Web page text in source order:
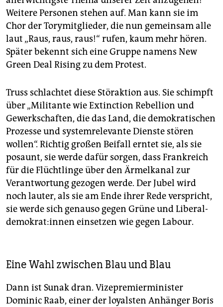
Weitere Personen stehen auf. Man kann sie im
Chor der Torymitglieder, die nun gemeinsam alle
laut „Raus, raus, raus!“ rufen, kaum mehr hören.
Später bekennt sich eine Gruppe namens New
Green Deal Rising zu dem Protest.
Truss schlachtet diese Störaktion aus. Sie schimpft
über „Militante wie Extinction Rebellion und
Gewerkschaften, die das Land, die demokratischen
Prozesse und systemrelevante Dienste stören
wollen“. Richtig großen Beifall erntet sie, als sie
posaunt, sie werde dafür sorgen, dass Frankreich
für die Flüchtlinge über den Ärmelkanal zur
Verantwortung gezogen werde. Der Jubel wird
noch lauter, als sie am Ende ihrer Rede verspricht,
sie werde sich genauso gegen Grüne und Li­be­ral­
de­mo­kra­t:in­nen einsetzen wie gegen Labour.
Eine Wahl zwischen Blau und Blau
Dann ist Sunak dran. Vizepremierminister
Dominic Raab, einer der loyalsten Anhänger Boris